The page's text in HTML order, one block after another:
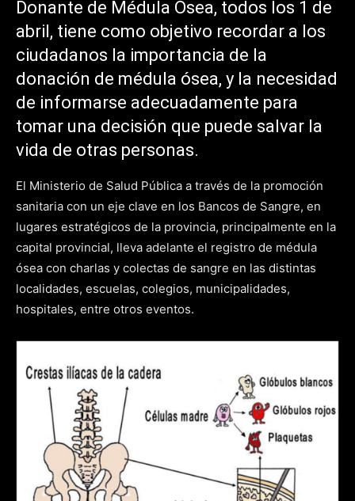
Donante de Médula Ósea, todos los 1 de
abril, tiene como objetivo recordar a los
ciudadanos la importancia de la
donación de médula ósea, y la necesidad
de informarse adecuadamente para
tomar una decisión que puede salvar la
vida de otras personas.
El Ministerio de Salud Pública a través de la promoción
sanitaria con un eje clave en los Bancos de Sangre, en
lugares estratégicos de la provincia, principalmente en la
capital provincial, lleva adelante el registro de médula
ósea con charlas y colectas de sangre en las distintas
localidades, escuelas, colegios, municipalidades,
hospitales, entre otros eventos.